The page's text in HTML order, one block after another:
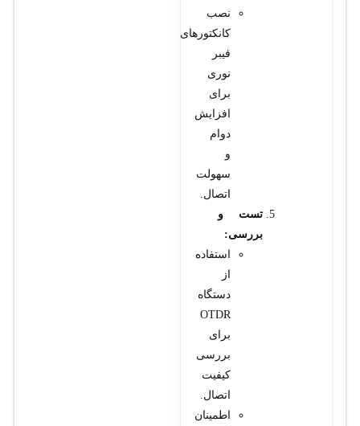
نصب
کانکتورهای
فیبر
نوری
برای
افزایش
دوام
و
سهولت
اتصال.
تست و
بررسی:
استفاده
از
دستگاه
OTDR
برای
بررسی
کیفیت
اتصال.
اطمینان